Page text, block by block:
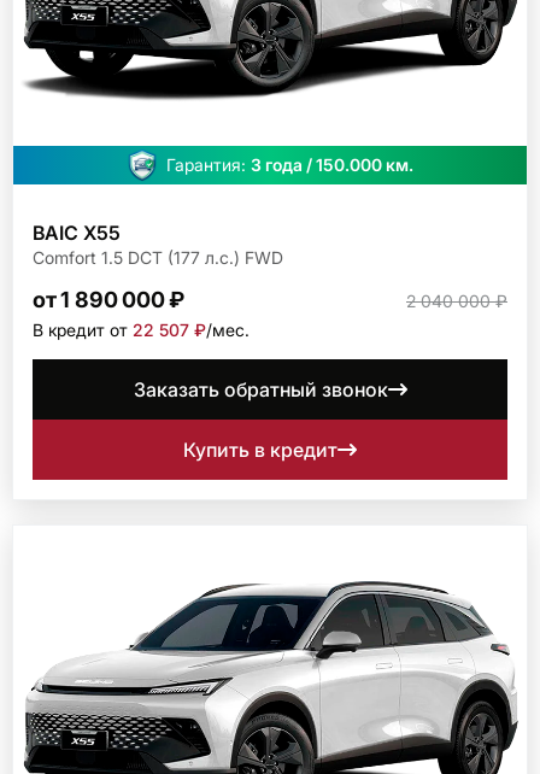
Гарантия: 3 года / 150.000 км.
BAIC X55
Comfort 1.5 DCT (177 л.с.) FWD
от 1 890 000 ₽
2 040 000 ₽
В кредит от 22 507 ₽/мec.
Заказать обратный звонок
Купить в кредит